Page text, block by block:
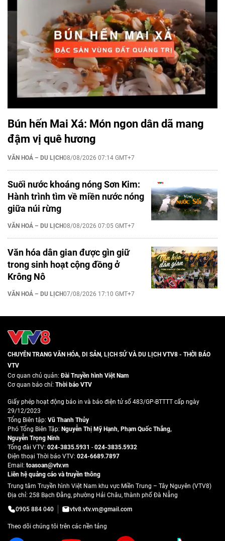
Bún hến Mai Xá: Món ngon dân dã mang
đậm vị quê hương
VĂN HOÁ – DU LỊCH08/08/2026 07:14 GMT+7
Suối nước khoáng nóng Sơn Kim:
Hành trình tìm về miền nước nóng
giữa núi rừng
VĂN HOÁ – DU LỊCH08/08/2026 07:05 GMT+7
Văn hóa dân gian được gìn giữ
trong sinh hoạt cộng đồng ở
Krông Nô
VĂN HOÁ – DU LỊCH07/08/2026 17:10 GMT+7
CHUYÊN TRANG VĂN HÓA, DI SẢN, LỊCH SỬ VÀ DU LỊCH VTV8 - THỜI BÁO
VTV
Cơ quan chủ quản:Đài Truyền hình Việt Nam
Cơ quan báo chí: Thời báo VTV
Giấy phép hoạt động báo in và báo điện tử số 483/GP-BTTTT cấp ngày
29/12/2023
Tổng Biên tập: Vũ Thanh Thủy
Phó Tổng Biên Tập: Nguyễn Thị Mỹ Hạnh, Phạm Quốc Thắng,
Nguyễn Trọng Ninh
Tổng đài VTV: 024-3835.5931 - 024-3835.5932
Ðiện thoại Thời báo VTV: 024-6689.7897
Email: toasoan@vtv.vn
Liên hệ quảng cáo và truyền thông
Trung tâm Truyền hình Việt Nam khu vực Miền Trung – Tây Nguyên (VTV8)
Địa chỉ: 258 Bạch Đằng, phường Hải Châu, thành phố Đà Nẵng
0905 884 040
vtv8.vtv.vn@gmail.com
Theo dõi chúng tôi trên các nền tảng